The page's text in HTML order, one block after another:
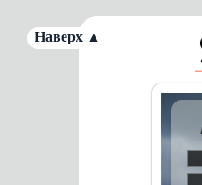
Наверх ▲